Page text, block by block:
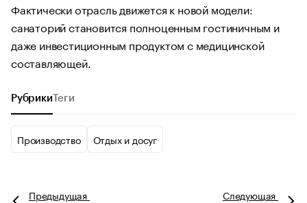
Фактически отрасль движется к новой модели:
санаторий становится полноценным гостиничным и
даже инвестиционным продуктом с медицинской
составляющей.
Рубрики Теги
Производство Отдых и досуг
Предыдущая Следующая